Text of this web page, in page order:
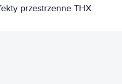
przestrzenne THX.